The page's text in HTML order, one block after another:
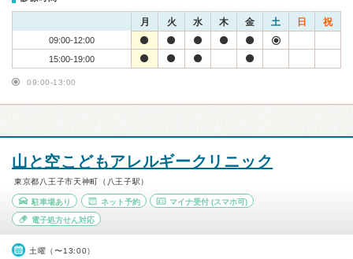
月 火 水 木 金 土 日 祝
09:00-12:00
15:00-19:00
09:00-13:00
山と空こどもアレルギークリニック
東京都八王子市天神町（八王子駅）
駐車場あり ネット予約 マイナ受付 (スマホ可)
電子処方せん対応
土曜（〜13:00）